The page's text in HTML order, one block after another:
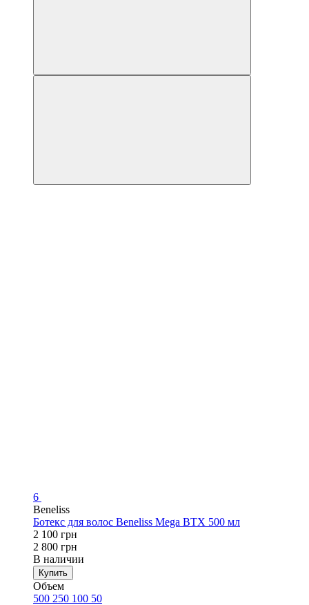
6
Beneliss
Ботекс для волос Beneliss Mega BTX 500 мл
2 100 грн
2 800 грн
В наличии
Купить
Объем
500 250 100 50